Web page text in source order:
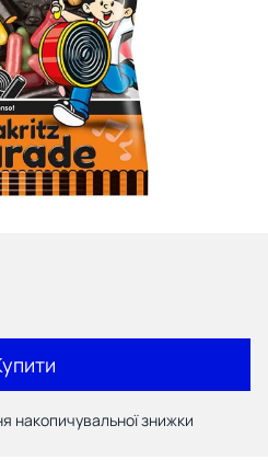
накопичувальної знижки